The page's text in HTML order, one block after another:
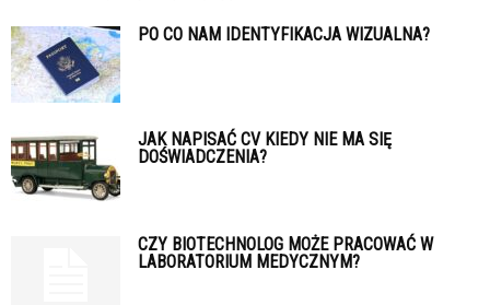
PO CO NAM IDENTYFIKACJA WIZUALNA?
JAK NAPISAĆ CV KIEDY NIE MA SIĘ
DOŚWIADCZENIA?
CZY BIOTECHNOLOG MOŻE PRACOWAĆ W
LABORATORIUM MEDYCZNYM?